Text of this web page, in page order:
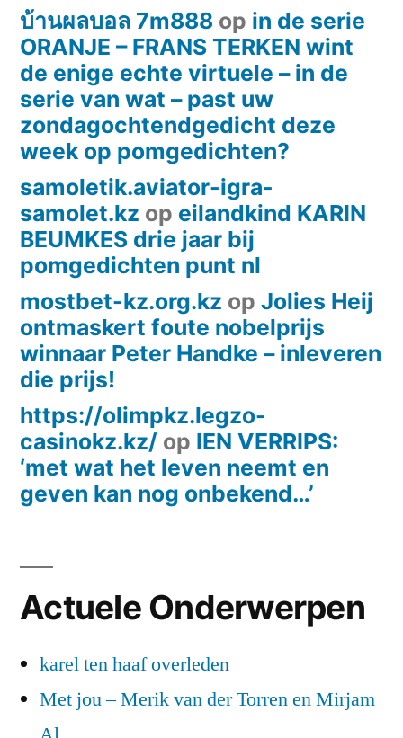
บ้านผลบอล 7m888 op in de serie
ORANJE – FRANS TERKEN wint
de enige echte virtuele – in de
serie van wat – past uw
zondagochtendgedicht deze
week op pomgedichten?
samoletik.aviator-igra-
samolet.kz op eilandkind KARIN
BEUMKES drie jaar bij
pomgedichten punt nl
mostbet-kz.org.kz op Jolies Heij
ontmaskert foute nobelprijs
winnaar Peter Handke – inleveren
die prijs!
https://olimpkz.legzo-
casinokz.kz/ op IEN VERRIPS:
‘met wat het leven neemt en
geven kan nog onbekend…’
Actuele Onderwerpen
karel ten haaf overleden
Met jou – Merik van der Torren en Mirjam